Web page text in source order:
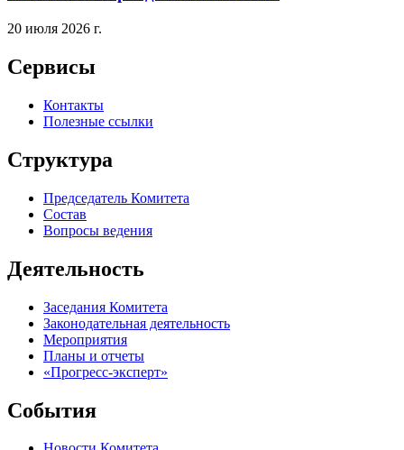
20 июля 2026 г.
Сервисы
Контакты
Полезные ссылки
Структура
Председатель Комитета
Состав
Вопросы ведения
Деятельность
Заседания Комитета
Законодательная деятельность
Мероприятия
Планы и отчеты
«Прогресс-эксперт»
События